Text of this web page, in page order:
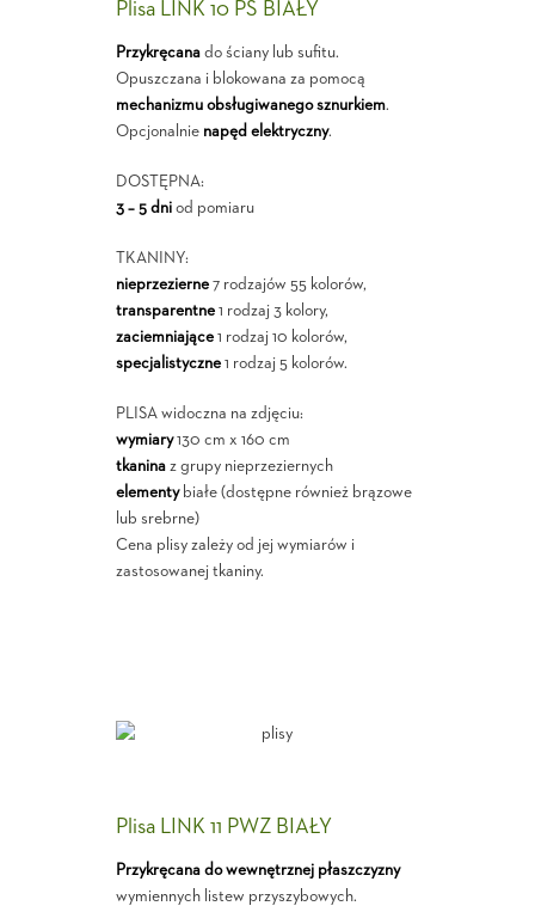
Plisa LINK 10 PS BIAŁY
Przykręcanado ściany lub sufitu.
Opuszczana i blokowana za pomocą
mechanizmu obsługiwanego sznurkiem.
Opcjonalnie napęd elektryczny.
DOSTĘPNA:
3 – 5 dniod pomiaru
TKANINY:
nieprzezierne7 rodzajów 55 kolorów,
transparentne1 rodzaj 3 kolory,
zaciemniające1 rodzaj 10 kolorów,
specjalistyczne1 rodzaj 5 kolorów.
PLISA widoczna na zdjęciu:
wymiary130 cm x 160 cm
tkaninaz grupy nieprzeziernych
elementybiałe (dostępne również brązowe
lub srebrne)
Cena plisy zależy od jej wymiarów i
zastosowanej tkaniny.
Plisa LINK 11 PWZ BIAŁY
Przykręcana do wewnętrznej płaszczyzny
wymiennych listew przyszybowych.